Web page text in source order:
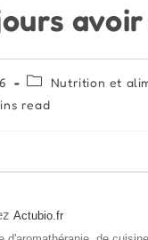
avoir
Post
category:
Nutrition et
read
Actubio.fr